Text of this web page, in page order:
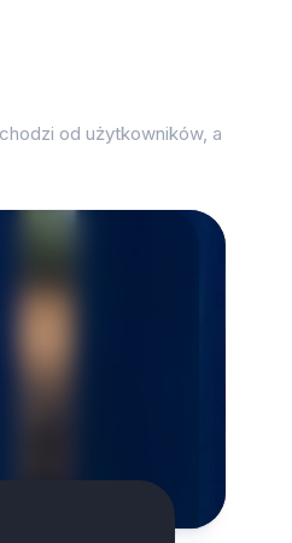
od użytkowników, a